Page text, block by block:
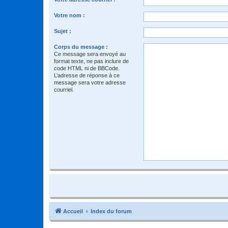
Votre nom :
Sujet :
Corps du message :
Ce message sera envoyé au
format texte, ne pas inclure de
code HTML ni de BBCode.
L’adresse de réponse à ce
message sera votre adresse
courriel.
Accueil Index du forum